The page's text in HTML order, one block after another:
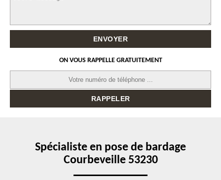
ON VOUS RAPPELLE GRATUITEMENT
Spécialiste en pose de bardage
Courbeveille 53230